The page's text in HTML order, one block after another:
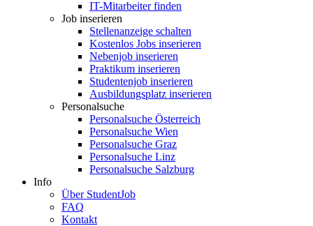
IT-Mitarbeiter finden
Job inserieren
Stellenanzeige schalten
Kostenlos Jobs inserieren
Nebenjob inserieren
Praktikum inserieren
Studentenjob inserieren
Ausbildungsplatz inserieren
Personalsuche
Personalsuche Österreich
Personalsuche Wien
Personalsuche Graz
Personalsuche Linz
Personalsuche Salzburg
Info
Über StudentJob
FAQ
Kontakt